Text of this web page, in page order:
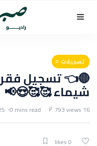
تسجيلات
🔴👈 تسجيل
شيماء 🥰🥰😍📢
16 Apr, 2025
0 mins read 793 views